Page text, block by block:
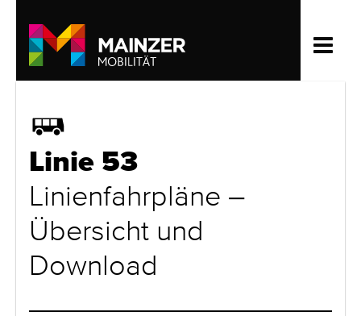
Bus
Linie 53
Linienfahrpläne –
Übersicht und
Download